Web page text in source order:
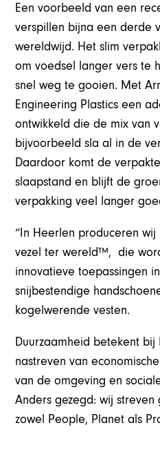
Een voorbeeld van een
verspillen bijna een derde
wereldwijd. Het slim
om voedsel langer vers te
snel weg te gooien. Met
Engineering Plastics een
ontwikkeld die de mix van
bijvoorbeeld sla al in de
Daardoor komt de
slaapstand en blijft de
verpakking veel langer
“In Heerlen produceren
vezel ter wereld™, die
innovatieve toepassingen
snijbestendige
kogelwerende vesten.
Duurzaamheid betekent
nastreven van
van de omgeving en
Anders gezegd: wij
zowel People, Planet als